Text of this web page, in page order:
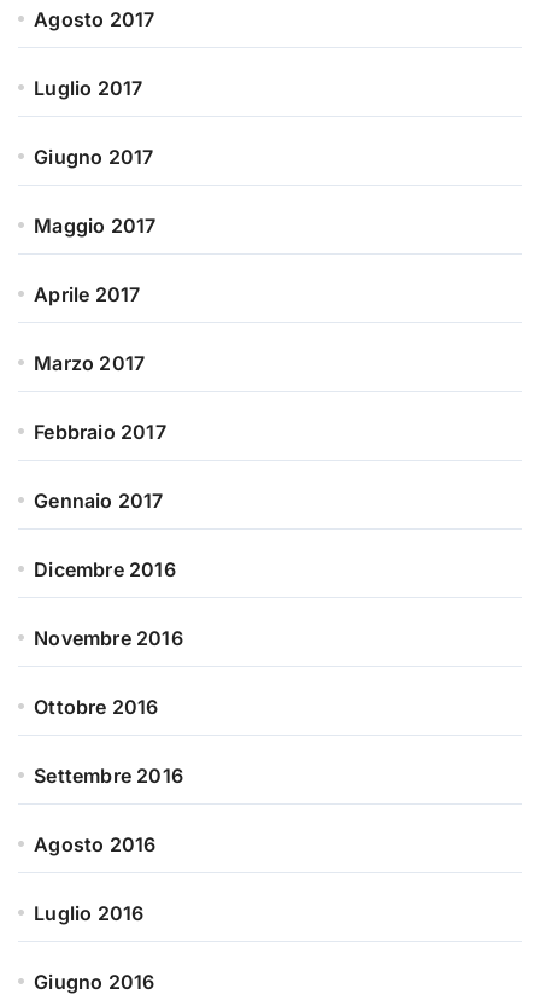
Agosto 2017
Luglio 2017
Giugno 2017
Maggio 2017
Aprile 2017
Marzo 2017
Febbraio 2017
Gennaio 2017
Dicembre 2016
Novembre 2016
Ottobre 2016
Settembre 2016
Agosto 2016
Luglio 2016
Giugno 2016